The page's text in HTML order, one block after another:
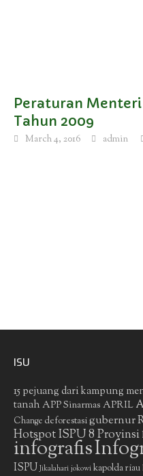
Peraturan
Tahun 2009
March 4, 2016 admin
ISU
15 pejuang dari kampung
tanah APP Sinarmas APRIL
Change deforestasigubernur
Hotspot ISPU 8 Provinsi
infografis
ISPU Jikalahari jokowi kapolda riau